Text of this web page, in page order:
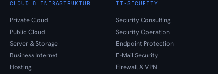
CLOUD & INFRASTRUKTUR
Private Cloud
Public Cloud
Server & Storage
Business Internet
Hosting
IT-SECURITY
Security Consulting
Security Operation
Endpoint Protection
E-Mail Security
Firewall & VPN